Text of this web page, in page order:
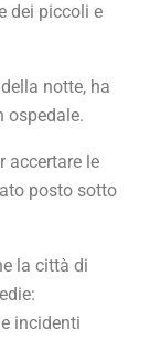
dei piccoli e
notte, ha
ospedale.
accertare le
posto sotto
la città di
incidenti